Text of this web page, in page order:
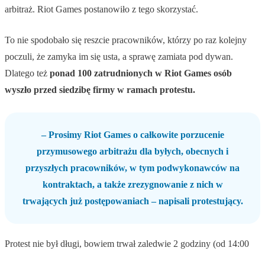
arbitraż. Riot Games postanowiło z tego skorzystać.
To nie spodobało się reszcie pracowników, którzy po raz kolejny
poczuli, że zamyka im się usta, a sprawę zamiata pod dywan.
Dlatego też ponad 100 zatrudnionych w Riot Games osób
wyszło przed siedzibę firmy w ramach protestu.
– Prosimy Riot Games o całkowite porzucenie
przymusowego arbitrażu dla byłych, obecnych i
przyszłych pracowników, w tym podwykonawców na
kontraktach, a także zrezygnowanie z nich w
trwających już postępowaniach – napisali protestujący.
Protest nie był długi, bowiem trwał zaledwie 2 godziny (od 14:00